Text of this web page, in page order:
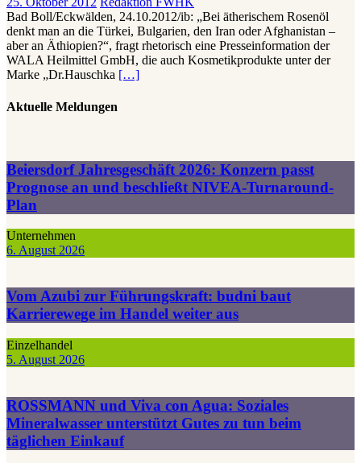
Bad Boll/Eckwälden, 24.10.2012/ib: „Bei ätherischem Rosenöl
denkt man an die Türkei, Bulgarien, den Iran oder Afghanistan –
aber an Äthiopien?“, fragt rhetorisch eine Presseinformation der
WALA Heilmittel GmbH, die auch Kosmetikprodukte unter der
Marke „Dr.Hauschka […]
Aktuelle Meldungen
Beiersdorf Jahresgeschäft 2026: Konzern passt
Prognose an und beschließt NIVEA-Turnaround-
Plan
Unternehmen
6. August 2026
Vom Azubi zur Führungskraft: budni baut
Karrierewege im Handel weiter aus
Einzelhandel
5. August 2026
ROSSMANN und Viva con Agua: Soziales
Mineralwasser unterstützt Gutes zu tun beim
täglichen Einkauf